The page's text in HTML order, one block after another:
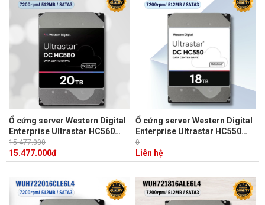
Ổ cứng server Western Digital
Enterprise Ultrastar HC560
20TB WUH722020CLE6L4 3.5
inch SATA Ultra 512E SE
512MB Cache 7200RPM
15.477.000
15.477.000đ
Ổ cứng server Western Digital
Enterprise Ultrastar HC550
18TB WUH721818ALE6L4 3.5
inch 26.1MM 512MB 7200RPM
0
Liên hệ